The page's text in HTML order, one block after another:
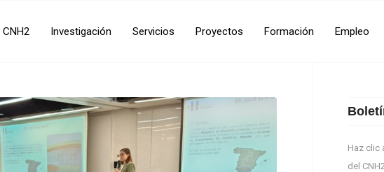
CNH2 Investigación Servicios Proyectos Formación Empleo
Haz clic
del